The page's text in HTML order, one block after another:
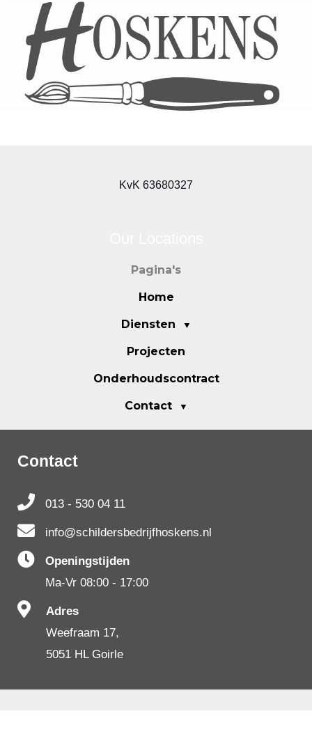
KvK 63680327
Pagina's
Home
Diensten
Projecten
Onderhoudscontract
Contact
Contact
013 - 530 04 11
info@schildersbedrijfhoskens.nl
Openingstijden
Ma-Vr 08:00 - 17:00
Adres
Weefraam 17,
5051 HL Goirle